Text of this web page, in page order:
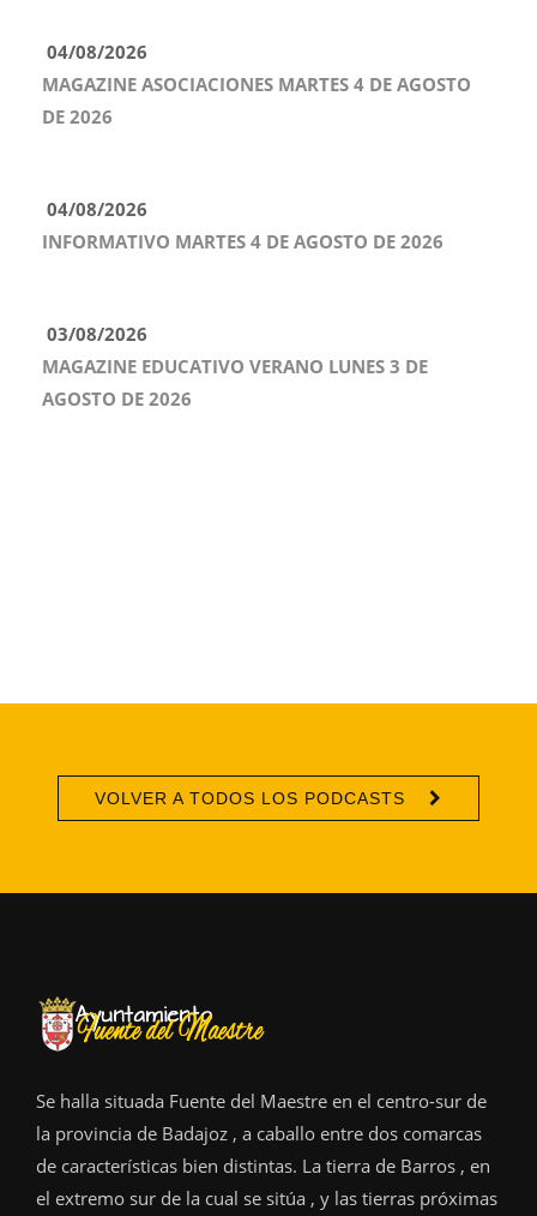
04/08/2026
MAGAZINE ASOCIACIONES MARTES 4 DE AGOSTO
DE 2026
04/08/2026
INFORMATIVO MARTES 4 DE AGOSTO DE 2026
03/08/2026
MAGAZINE EDUCATIVO VERANO LUNES 3 DE
AGOSTO DE 2026
VOLVER A TODOS LOS PODCASTS
Se halla situada Fuente del Maestre en el centro-sur de
la provincia de Badajoz , a caballo entre dos comarcas
de características bien distintas. La tierra de Barros , en
el extremo sur de la cual se sitúa , y las tierras próximas